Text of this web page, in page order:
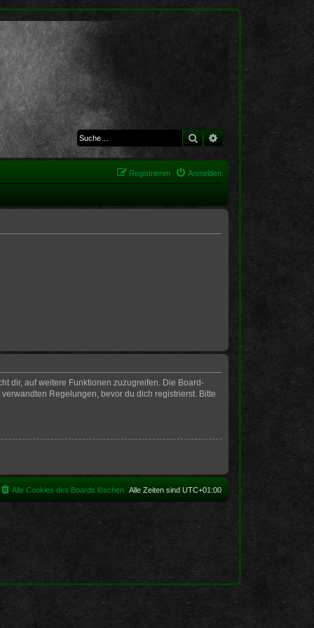
Suche Erweiterte Suche
Anmelden
Registrieren
dir, auf weitere Funktionen zuzugreifen. Die Board-
Regelungen, bevor du dich registrierst. Bitte
Alle Zeiten sind UTC+01:00
Alle Cookies des Boards löschen